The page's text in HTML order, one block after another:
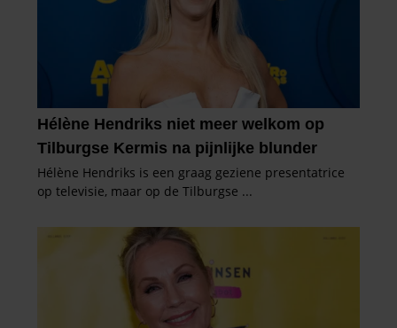
gaat akkoord met onze cookies als u onze website blijft